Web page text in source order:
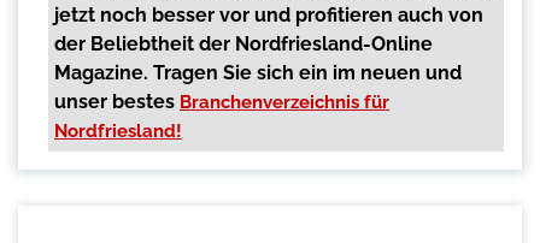
jetzt noch besser vor und profitieren auch von
der Beliebtheit der Nordfriesland-Online
Magazine. Tragen Sie sich ein im neuen und
unser bestes Branchenverzeichnis für
Nordfriesland!